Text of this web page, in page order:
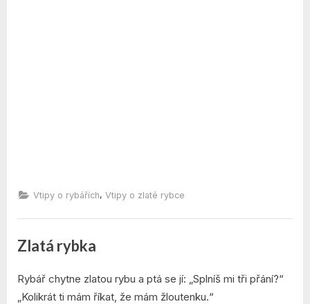
Vtipy o rybářích, Vtipy o zlaté rybce
Zlatá rybka
on
Rybář chytne zlatou rybu a ptá se jí: „Splníš mi tři přání?“
„Kolikrát ti mám říkat, že mám žloutenku.“